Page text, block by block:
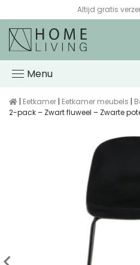
Altijd gratis
Menu
| Eetkamer | Eetkamer meubels |
2-pack – Zwart fluweel – Zwarte